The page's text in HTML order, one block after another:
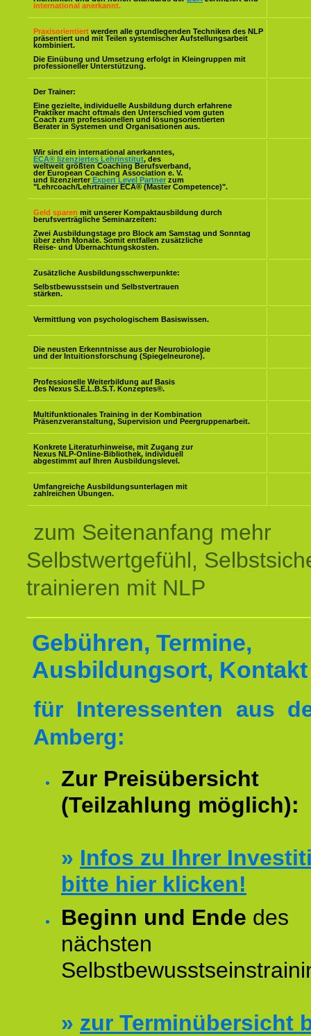
international anerkannt.
Praxisorientiert werden alle grundlegenden Techniken des NLP
präsentiert und mit Teilen systemischer Aufstellungsarbeit
kombiniert.
Die Einübung und Umsetzung erfolgt in Kleingruppen mit
professioneller Unterstützung.
Der Trainer:
Eine gezielte, individuelle Ausbildung durch erfahrene
Praktiker macht oftmals den Unterschied vom guten
Coach zum professionellen und lösungsorientierten
Berater in Systemen und Organisationen aus.
Wir sind ein international anerkanntes,
ECA® lizenziertes Lehrinstitut, des
weltweit größten Coaching Berufsverband,
der European Coaching Association e. V.
und lizenzierter Expert Level Partner zum
"Lehrcoach/Lehrtrainer ECA® (Master Competence)".
Geld sparen mit unserer Kompaktausbildung durch
berufsverträgliche Seminarzeiten:
Zwei Ausbildungstage pro Block am Samstag und Sonntag
über zehn Monate. Somit entfallen zusätzliche
Reise- und Übernachtungskosten.
Zusätzliche Ausbildungsschwerpunkte:
Selbstbewusstsein und Selbstvertrauen
stärken.
Vermittlung von psychologischem Basiswissen.
Die neusten Erkenntnisse aus der Neurobiologie
und der Intuitionsforschung (Spiegelneurone).
Professionelle Weiterbildung auf Basis
des Nexus S.E.L.B.S.T. Konzeptes®.
Multifunktionales Training in der Kombination
Präsenzveranstaltung, Supervision und Peergruppenarbeit.
Konkrete Literaturhinweise, mit Zugang zur
Nexus NLP-Online-Bibliothek, individuell
abgestimmt auf Ihren Ausbildungslevel.
Umfangreiche Ausbildungsunterlagen mit
zahlreichen Übungen.
zum Seitenanfang mehr
Selbstwertgefühl,
trainieren mit NLP
Gebühren, Termine,
Ausbildungsort, Kontakt
für Interessenten aus
Amberg:
Zur Preisübersicht
(Teilzahlung möglich):
» Infos zu Ihrer
bitte hier klicken!
Beginn und Ende des
nächsten
» zur Terminübersicht